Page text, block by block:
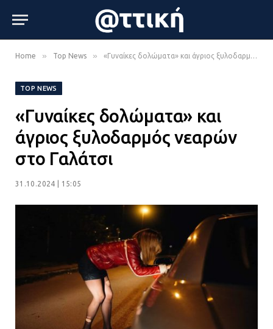
Home » Top News » «Γυναίκες δολώματα» και άγριος ξυλοδαρμός νεαρών στο Γαλάτσι
TOP NEWS
«Γυναίκες δολώματα» και
άγριος ξυλοδαρμός νεαρών
στο Γαλάτσι
31.10.2024 | 15:05